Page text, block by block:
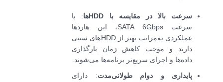
سرعت بالا در مقایسه با HDDها
: با
سرعت SATA 6Gbps، این هاردها
عملکردی به‌مراتب بهتر از HDDهای سنتی
دارند و موجب کاهش زمان بارگذاری
داده‌ها و اجرای سریع‌تر برنامه‌ها می‌شوند.
پایداری و دوام طولانی‌مدت: دارای